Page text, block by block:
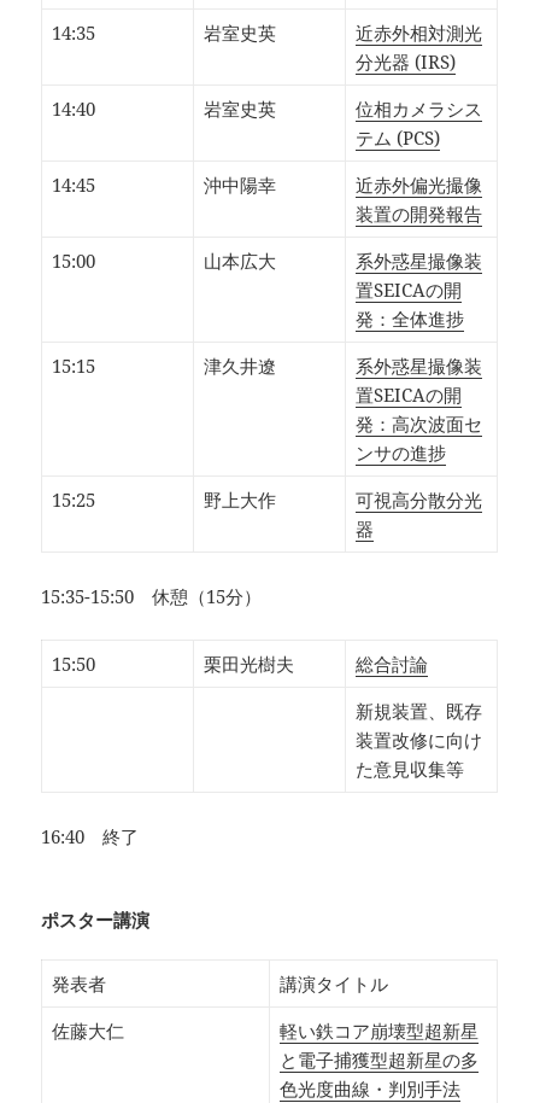
14:35
岩室史英
近赤外相対測光
分光器 (IRS)
14:40
岩室史英
位相カメラシス
テム (PCS)
14:45
沖中陽幸
近赤外偏光撮像
装置の開発報告
15:00
山本広大
系外惑星撮像装
置SEICAの開
発：全体進捗
15:15
津久井遼
系外惑星撮像装
置SEICAの開
発：高次波面セ
ンサの進捗
15:25
野上大作
可視高分散分光
器
15:35-15:50 休憩（15分）
15:50 栗田光樹夫
総合討論
新規装置、既存
装置改修に向け
た意見収集等
16:40 終了
ポスター講演
発表者
講演タイトル
佐藤大仁
軽い鉄コア崩壊型超新星
と電子捕獲型超新星の多
色光度曲線・判別手法